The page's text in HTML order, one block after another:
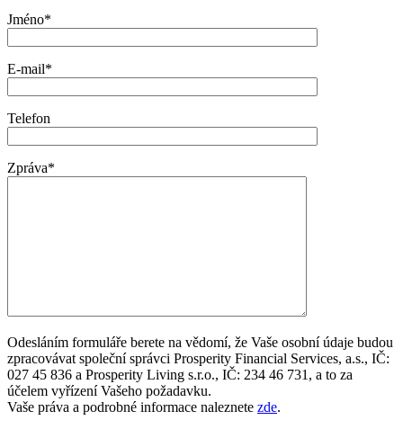
Jméno*
E-mail*
Telefon
Zpráva*
Odesláním formuláře berete na vědomí, že Vaše osobní údaje budou
zpracovávat společní správci Prosperity Financial Services, a.s., IČ:
027 45 836 a Prosperity Living s.r.o., IČ: 234 46 731, a to za
účelem vyřízení Vašeho požadavku.
Vaše práva a podrobné informace naleznete zde.